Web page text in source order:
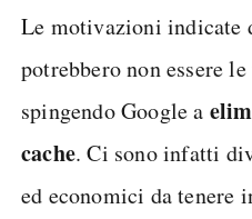
Le motivazioni indicate
potrebbero non essere
spingendo Google a
cache. Ci sono infatti
ed economici da tenere